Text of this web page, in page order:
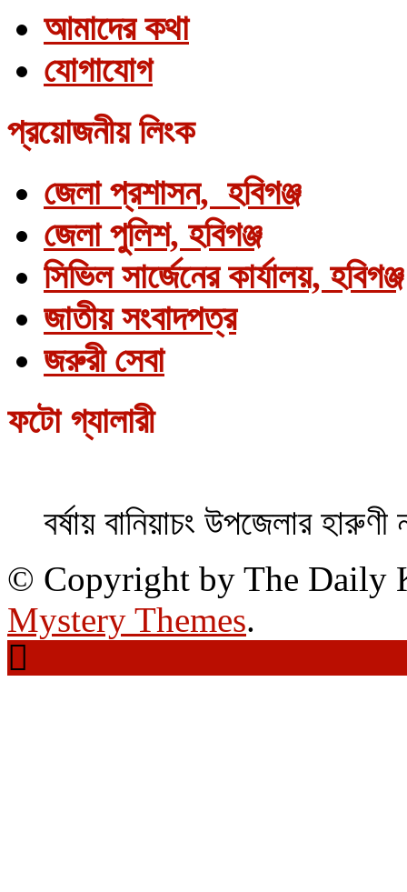
আমাদের কথা
যোগাযোগ
প্রয়োজনীয় লিংক
জেলা প্রশাসন, হবিগঞ্জ
জেলা পুলিশ, হবিগঞ্জ
সিভিল সার্জেনের কার্যালয়, হবিগঞ্জ
জাতীয় সংবাদপত্র
জরুরী সেবা
ফটো গ্যালারী
বর্ষায় বানিয়াচং উপজেলার হারুণী
© Copyright by The Daily
Mystery Themes.